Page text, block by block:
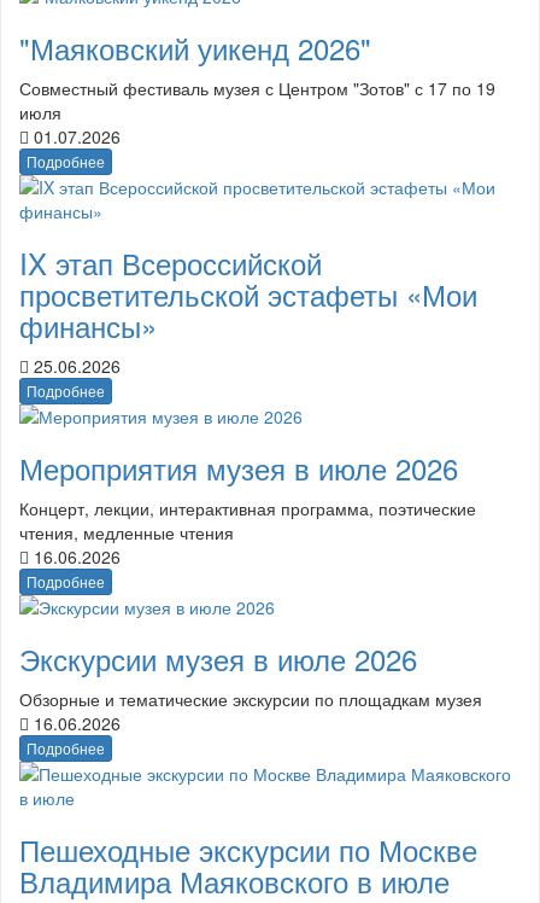
"Маяковский уикенд 2026"
Совместный фестиваль музея с Центром "Зотов" с 17 по 19
июля
01.07.2026
Подробнее
IX этап Всероссийской
просветительской эстафеты «Мои
финансы»
25.06.2026
Подробнее
Мероприятия музея в июле 2026
Концерт, лекции, интерактивная программа, поэтические
чтения, медленные чтения
16.06.2026
Подробнее
Экскурсии музея в июле 2026
Обзорные и тематические экскурсии по площадкам музея
16.06.2026
Подробнее
Пешеходные экскурсии по Москве
Владимира Маяковского в июле